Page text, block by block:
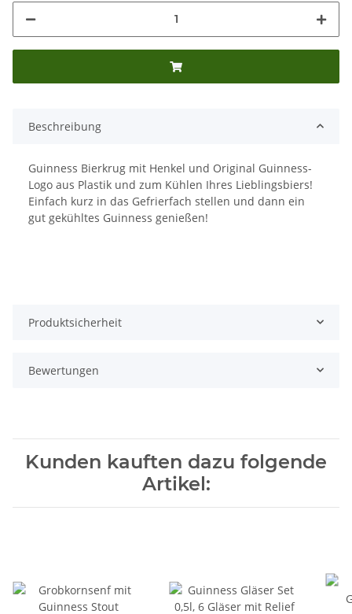
Beschreibung
Guinness Bierkrug mit Henkel und Original Guinness-
Logo aus Plastik und zum Kühlen Ihres Lieblingsbiers!
Einfach kurz in das Gefrierfach stellen und dann ein
gut gekühltes Guinness genießen!
Produktsicherheit
Bewertungen
Kunden kauften dazu folgende
Artikel: